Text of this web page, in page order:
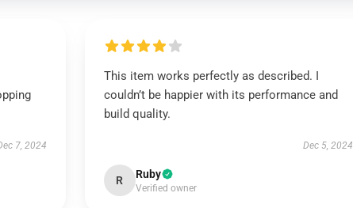
7, 2024
This item works perfectly as described. I
couldn’t be happier with its performance and
build quality.
Dec 5, 2024
R Ruby
Verified owner